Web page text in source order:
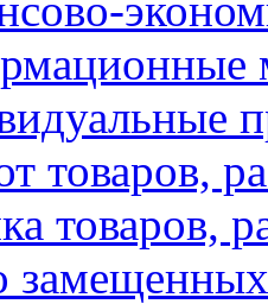
товаров,
товаров,